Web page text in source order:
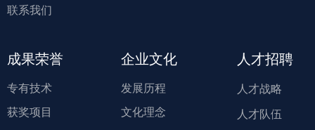
联系我们
成果荣誉
专有技术
获奖项目
企业文化
发展历程
文化理念
人才招聘
人才战略
人才队伍